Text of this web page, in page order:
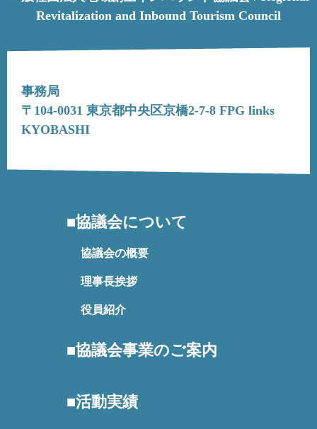
Revitalization and Inbound Tourism Council
事務局
〒104-0031 東京都中央区京橋2-7-8 FPG links
KYOBASHI
協議会について
協議会の概要
理事長挨拶
役員紹介
協議会事業のご案内
活動実績